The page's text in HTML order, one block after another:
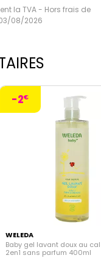
la TVA - Hors frais de
08/2026
-2€
WELEDA
Baby gel lavant doux au
2en1 sans parfum 400ml